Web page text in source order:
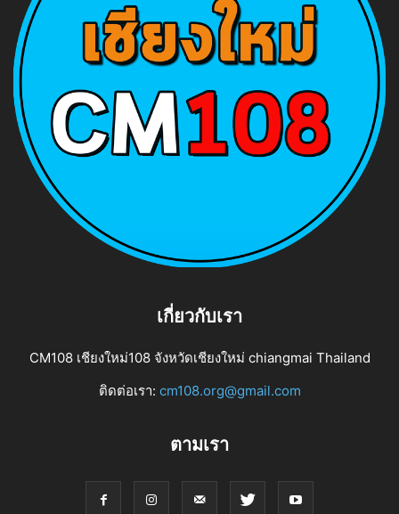
เกี่ยวกับเรา
CM108 เชียงใหม่108 จังหวัดเชียงใหม่ chiangmai Thailand
ติดต่อเรา: cm108.org@gmail.com
ตามเรา